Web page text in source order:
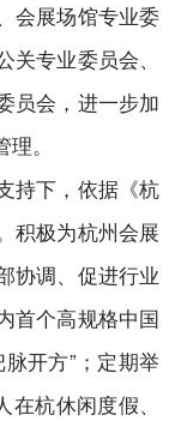
会展场馆专业委
专业委员会、
员会，进一步加
。
下，依据《杭
积极为杭州会展
协调、促进行业
首个高规格中国
开方”；定期举
杭休闲度假、